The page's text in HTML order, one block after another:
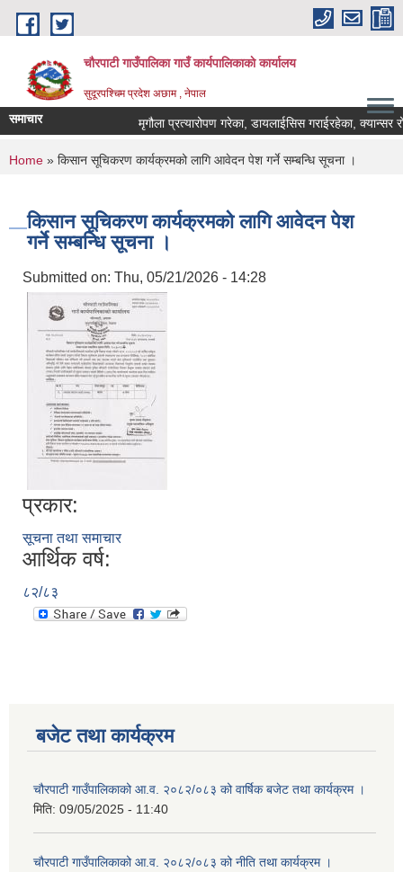
Skip to main content
चौरपाटी गाउँपालिका गाउँ कार्यपालिकाकाे कार्यालय
सुदूरपश्चिम प्रदेश अछाम , नेपाल
समाचार मृगौला प्रत्यारोपण गरेका, डायलाईसिस गराईरहेका, क्यान्सर
You are here
Home » किसान सूचिकरण कार्यक्रमको लागि आवेदन पेश गर्ने सम्बन्धि सूचना ।
किसान सूचिकरण कार्यक्रमको लागि आवेदन पेश
गर्ने सम्बन्धि सूचना ।
Submitted on: Thu, 05/21/2026 - 14:28
प्रकार:
सूचना तथा समाचार
आर्थिक वर्ष:
८२/८३
बजेट तथा कार्यक्रम
चौरपाटी गाउँपालिकाको आ.व. २०८२/०८३ को वार्षिक बजेट तथा कार्यक्रम ।
मिति: 09/05/2025 - 11:40
चौरपाटी गाउँपालिकाको आ.व. २०८२/०८३ को नीति तथा कार्यक्रम ।